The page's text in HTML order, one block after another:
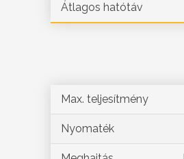
Átlagos hatótáv
Max. teljesítmény
Nyomaték